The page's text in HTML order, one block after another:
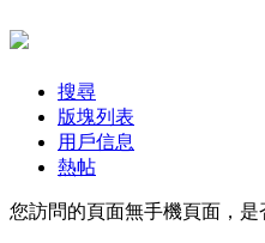
搜尋
版塊列表
用戶信息
熱帖
您訪問的頁面無手機頁面，是